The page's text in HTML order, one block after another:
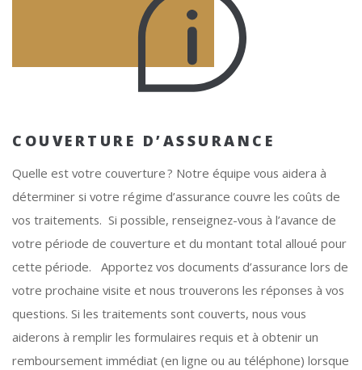
COUVERTURE D’ASSURANCE
Quelle est votre couverture ? Notre équipe vous aidera à
déterminer si votre régime d’assurance couvre les coûts de
vos traitements. Si possible, renseignez-vous à l’avance de
votre période de couverture et du montant total alloué pour
cette période. Apportez vos documents d’assurance lors de
votre prochaine visite et nous trouverons les réponses à vos
questions. Si les traitements sont couverts, nous vous
aiderons à remplir les formulaires requis et à obtenir un
remboursement immédiat (en ligne ou au téléphone) lorsque